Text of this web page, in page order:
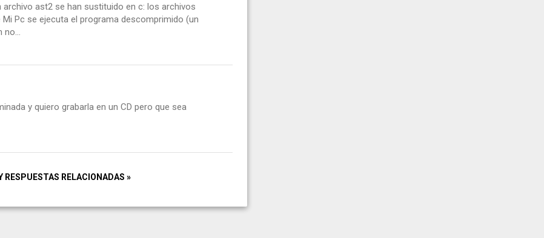
ast2 se han sustituido en c: los archivos
Pc se ejecuta el programa descomprimido (un
no...
y quiero grabarla en un CD pero que sea
RESPUESTAS RELACIONADAS »